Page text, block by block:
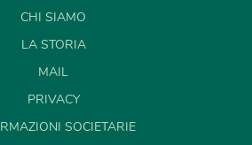
CHI SIAMO
LA STORIA
MAIL
PRIVACY
SOCIETARIE